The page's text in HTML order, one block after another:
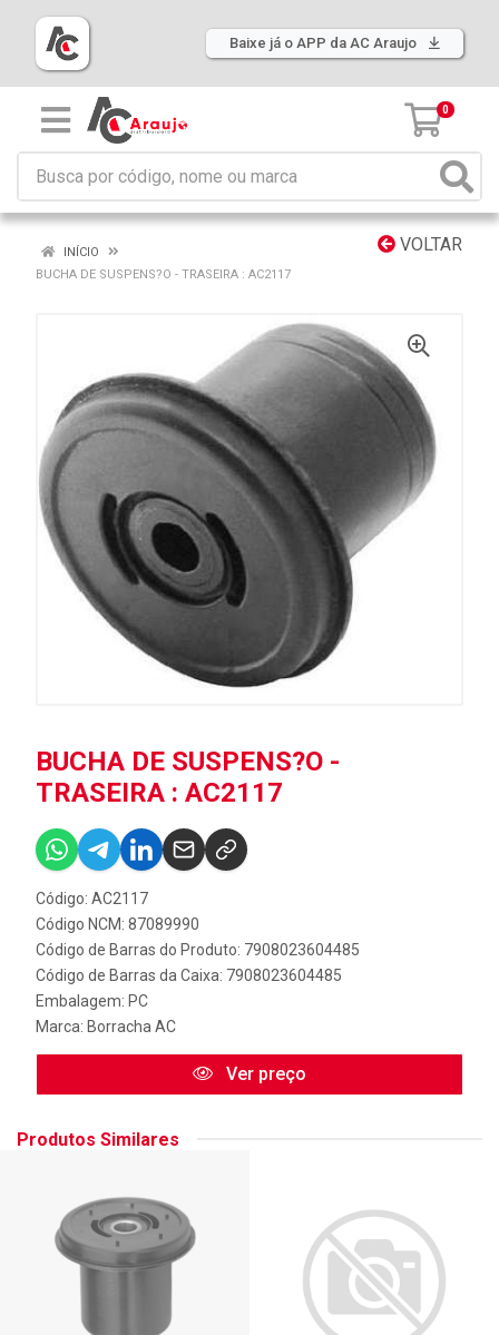
Baixe já o APP da AC Araujo
0
VOLTAR
INÍCIO
BUCHA DE SUSPENS?O - TRASEIRA : AC2117
BUCHA DE SUSPENS?O -
TRASEIRA : AC2117
Código: AC2117
Código NCM: 87089990
Código de Barras do Produto: 7908023604485
Código de Barras da Caixa: 7908023604485
Embalagem: PC
Marca: Borracha AC
Ver preço
Produtos Similares